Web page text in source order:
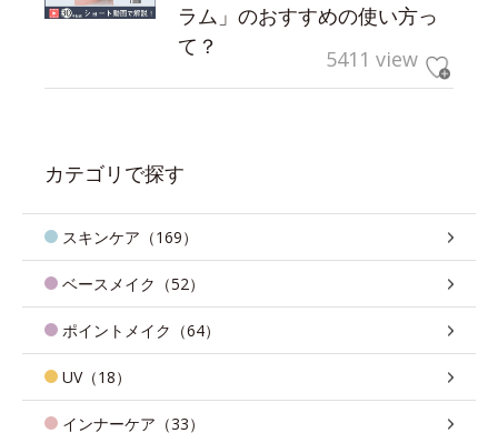
ラム」のおすすめの使い方っ
て？
5411 view
カテゴリで探す
スキンケア（169）
ベースメイク（52）
ポイントメイク（64）
UV（18）
インナーケア（33）